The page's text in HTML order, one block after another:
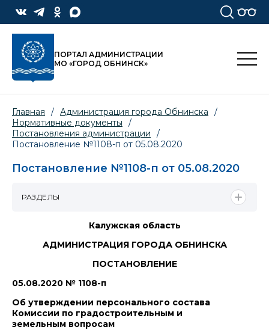
ПОРТАЛ АДМИНИСТРАЦИИ
МО «ГОРОД ОБНИНСК»
Главная / Администрация города Обнинска
/
Нормативные документы
/
Постановления администрации
/
Постановление №1108-п от 05.08.2020
Постановление №1108-п от 05.08.2020
Калужская область
АДМИНИСТРАЦИЯ ГОРОДА ОБНИНСКА
ПОСТАНОВЛЕНИЕ
05.08.2020 № 1108-п
Об утверждении персонального состава
Комиссии по градостроительным и
земельным вопросам
РАЗДЕЛЫ